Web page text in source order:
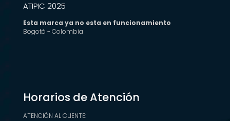
ATIPIC 2025
Esta marca ya no esta en funcionamiento
Bogotá - Colombia
Horarios de Atención
ATENCIÓN AL CLIENTE: